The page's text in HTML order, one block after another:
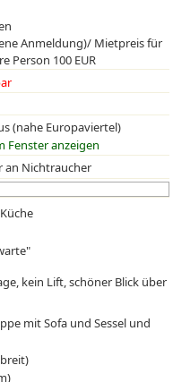
Anmeldung)/ Mietpreis für
Person 100 EUR
(nahe Europaviertel)
Fenster anzeigen
an Nichtraucher
kein Lift, schöner Blick über
mit Sofa und Sessel und